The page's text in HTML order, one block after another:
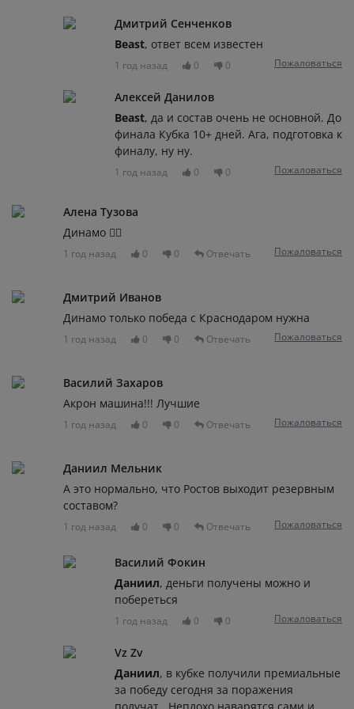
Дмитрий Сенченков
Beast, ответ всем известен
1 год назад 0 0 Пожаловаться
Алексей Данилов
Beast, да и состав очень не основной. До
финала Кубка 10+ дней. Ага, подготовка к
финалу, ну ну.
1 год назад 0 0 Пожаловаться
Алена Тузова
Динамо 👍🏼
1 год назад 0 0 Отвечать Пожаловаться
Дмитрий Иванов
Динамо только победа с Краснодаром нужна
1 год назад 0 0 Отвечать Пожаловаться
Василий Захаров
Акрон машина!!! Лучшие
1 год назад 0 0 Отвечать Пожаловаться
Даниил Мельник
А это нормально, что Ростов выходит резервным
составом?
1 год назад 0 0 Отвечать Пожаловаться
Василий Фокин
Даниил, деньги получены можно и
побереться
1 год назад 0 0 Пожаловаться
Vz Zv
Даниил, в кубке получили премиальные
за победу сегодня за поражения